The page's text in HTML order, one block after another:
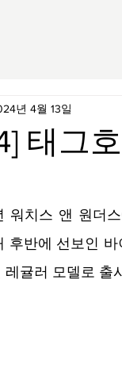
태그
년 4월 13일
워치스 앤 원더
후반에 선보인
귤러 모델로 출